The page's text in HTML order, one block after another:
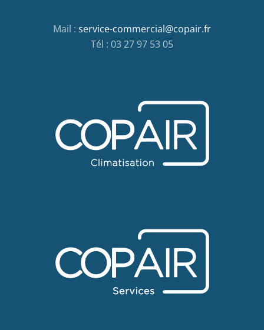
Mail : service-commercial@copair.fr
Tél : 03 27 97 53 05